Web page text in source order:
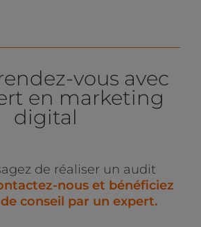
vous avec
en marketing
digital
de réaliser un audit
nous et bénéficiez
conseil par un expert.